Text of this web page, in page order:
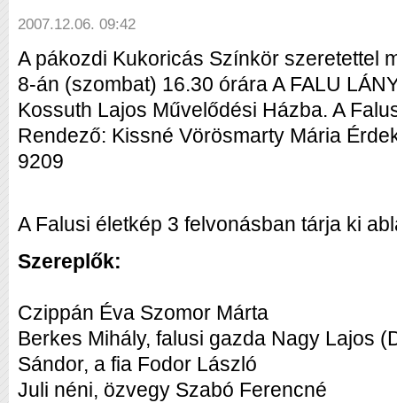
2007.12.06. 09:42
A pákozdi Kukoricás Színkör szeretettel
8-án (szombat) 16.30 órára A FALU
Kossuth Lajos Művelődési Házba. A
Rendező: Kissné Vörösmarty Mária
9209
A Falusi életkép 3 felvonásban tárja ki
Szereplők:
Czippán Éva Szomor Márta
Berkes Mihály, falusi gazda Nagy Lajos
Sándor, a fia Fodor László
Juli néni, özvegy Szabó Ferencné